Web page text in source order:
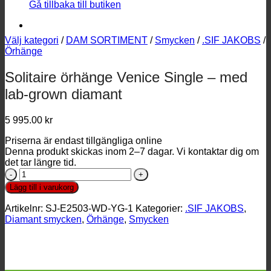
Gå tillbaka till butiken
Välj kategori / DAM SORTIMENT / Smycken / .SIF JAKOBS /
Örhänge
Solitaire örhänge Venice Single – med
lab-grown diamant
5 995.00 kr
Priserna är endast tillgängliga online
Denna produkt skickas inom 2–7 dagar. Vi kontaktar dig om
det tar längre tid.
Solitaire
örhänge
Venice
Single
-
med
Lägg till i varukorg
Artikelnr: SJ-E2503-WD-YG-1 Kategorier: .SIF JAKOBS,
Diamant smycken, Örhänge, Smycken